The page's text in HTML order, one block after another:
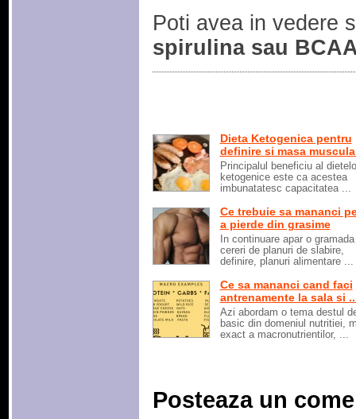
Poti avea in vedere
spirulina sau
Dieta Ketogenica pentru
definire si masa
Principalul beneficiu al
ketogenice este ca acestea
imbunatatesc capacitatea ...
Ce trebuie sa mananci
a pierde din grasime
In continuare apar o
cereri de planuri de slabire,
definire, planuri alimentare ...
Ce sa mananci cand faci
antrenamente la sala si
Azi abordam o tema destul
basic din domeniul nutritiei,
exact a macronutrientilor, ...
Posteaza un